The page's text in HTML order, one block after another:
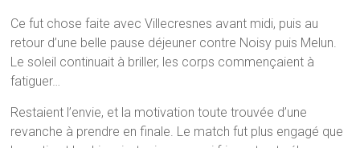
Ce fut chose faite avec Villecresnes avant midi, puis au
retour d’une belle pause déjeuner contre Noisy puis Melun.
Le soleil continuait à briller, les corps commençaient à
fatiguer…
Restaient l’envie, et la motivation toute trouvée d’une
revanche à prendre en finale. Le match fut plus engagé que